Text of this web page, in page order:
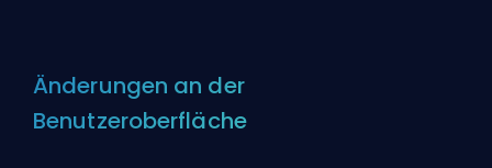
Änderungen an der
Benutzeroberfläche